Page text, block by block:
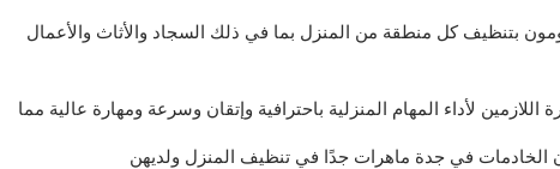
بتنظيف كل منطقة من المنزل بما في ذلك السجاد والأثاث والأعمال
لأداء المهام المنزلية باحترافية وإتقان وسرعة ومهارة عالية مما
الخادمات في جدة ماهرات جدًا في تنظيف المنزل ولديهن